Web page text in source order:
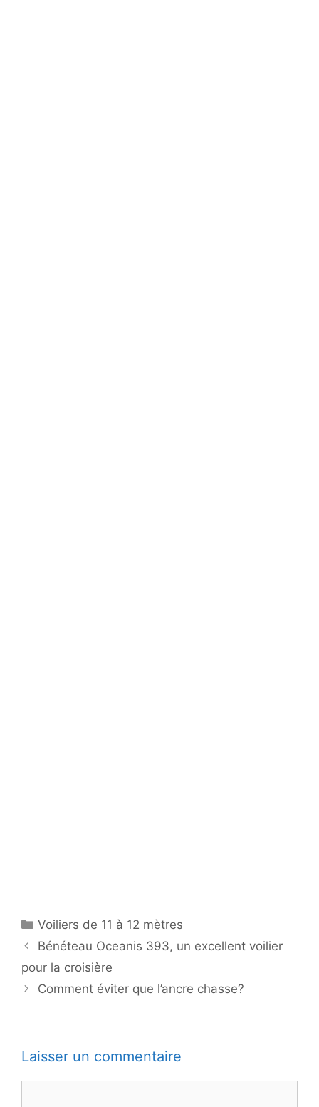
Catégories
Voiliers de 11 à 12 mètres
Bénéteau Oceanis 393, un excellent voilier
pour la croisière
Comment éviter que l’ancre chasse?
Laisser un commentaire